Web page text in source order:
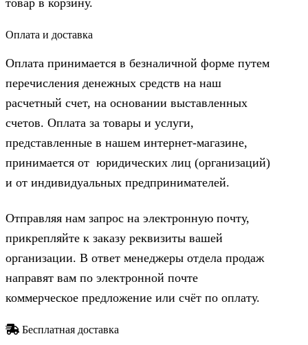
товар в корзину.
Оплата и доставка
Оплата принимается в безналичной форме путем
перечисления денежных средств на наш
расчетный счет, на основании выставленных
счетов. Оплата за товары и услуги,
представленные в нашем интернет-магазине,
принимается от юридических лиц (организаций)
и от индивидуальных предпринимателей.
Отправляя нам запрос на электронную почту,
прикрепляйте к заказу реквизиты вашей
организации. В ответ менеджеры отдела продаж
направят вам по электронной почте
коммерческое предложение или счёт по оплату.
Бесплатная доставка